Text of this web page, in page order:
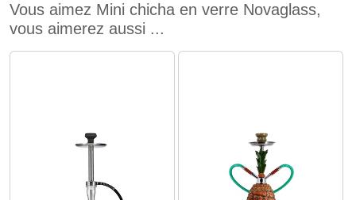
Vous aimez Mini chicha en verre Novaglass,
vous aimerez aussi ...